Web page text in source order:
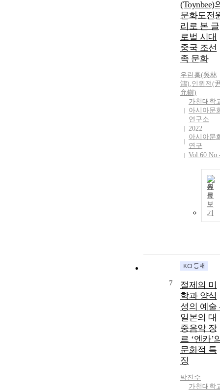
(Toynbee)
문화도전
리로 본 글
로벌 시대
중국 조선
족 문화
우린훙(吳林
鴻),인윈전(
允鎭)
가천대학
아시아문
연구소
2022
아시아문
연구
Vol.60
원
문
보
기
7
절제의 미
학과 양식
성의 예술
일본의 대
중음악 장
르 ‘엔카’
문화적 특
징
박진수
가천대학